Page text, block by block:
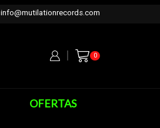
info@mutilationrecords.com
0
OFERTAS